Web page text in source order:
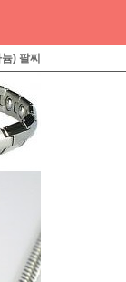
) 팔찌